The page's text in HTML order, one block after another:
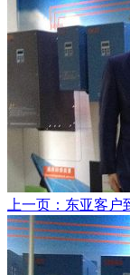
上一页：东亚客户